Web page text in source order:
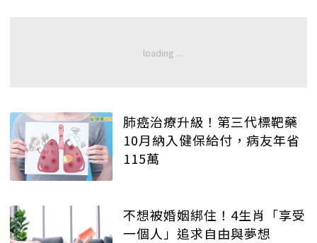
肺癌治療升級！第三代標靶藥
10月納入健保給付，病友年省
115萬
不想被婚姻綁住！4生肖「享受
一個人」追求自由與夢想